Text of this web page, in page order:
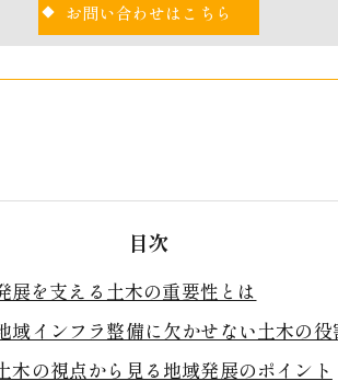
お問い合わせはこちら
目次
展を支える土木の重要性とは
域インフラ整備に欠かせない土木の役
木の視点から見る地域発展のポイント